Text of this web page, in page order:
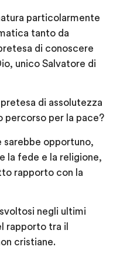
particolarmente
tanto da
di conoscere
unico Salvatore di
di assolutezza
percorso per la pace?
sarebbe opportuno,
la fede e la religione,
rapporto con la
negli ultimi
rapporto tra il
cristiane.